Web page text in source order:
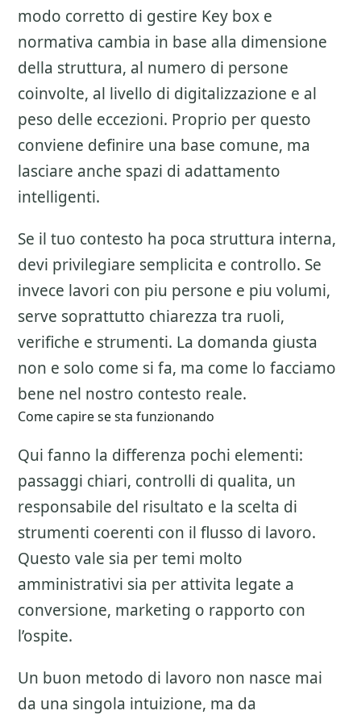
modo corretto di gestire Key box e
normativa cambia in base alla dimensione
della struttura, al numero di persone
coinvolte, al livello di digitalizzazione e al
peso delle eccezioni. Proprio per questo
conviene definire una base comune, ma
lasciare anche spazi di adattamento
intelligenti.
Se il tuo contesto ha poca struttura interna,
devi privilegiare semplicita e controllo. Se
invece lavori con piu persone e piu volumi,
serve soprattutto chiarezza tra ruoli,
verifiche e strumenti. La domanda giusta
non e solo come si fa, ma come lo facciamo
bene nel nostro contesto reale.
Come capire se sta funzionando
Qui fanno la differenza pochi elementi:
passaggi chiari, controlli di qualita, un
responsabile del risultato e la scelta di
strumenti coerenti con il flusso di lavoro.
Questo vale sia per temi molto
amministrativi sia per attivita legate a
conversione, marketing o rapporto con
l’ospite.
Un buon metodo di lavoro non nasce mai
da una singola intuizione, ma da